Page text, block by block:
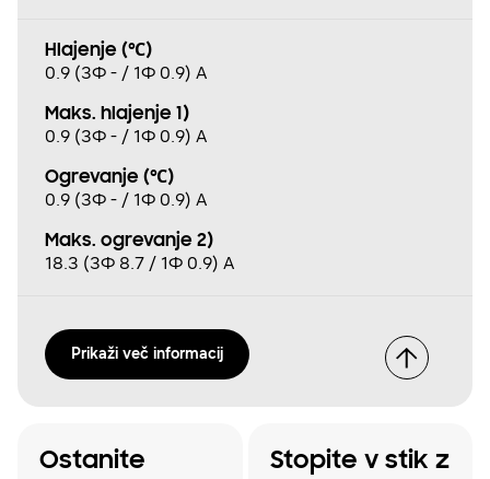
Hlajenje (℃)
0.9 (3Φ - / 1Φ 0.9) A
Maks. hlajenje 1)
0.9 (3Φ - / 1Φ 0.9) A
Ogrevanje (℃)
0.9 (3Φ - / 1Φ 0.9) A
Maks. ogrevanje 2)
18.3 (3Φ 8.7 / 1Φ 0.9) A
Prikaži več informacij
Ostanite
Stopite v stik z